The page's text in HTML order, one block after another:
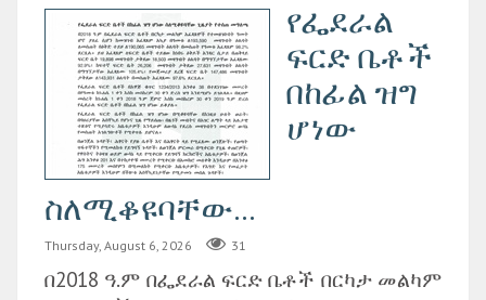
የፌደራል
ፍርድ ቤቶች
በከፊል ዝግ
ሆነው
ስለሚቆዩባቸው...
Thursday, August 6, 2026 31
በ2018 ዓ.ም በፌደራል ፍርድ ቤቶች በርካታ መልካም